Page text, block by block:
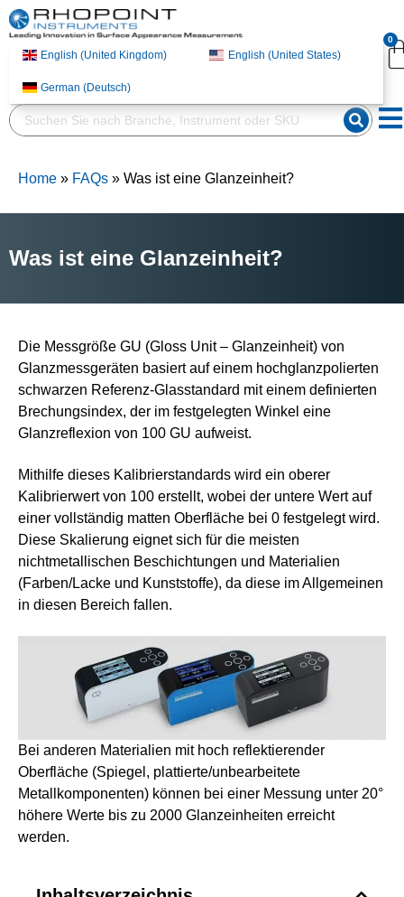
English (United
Kingdom)
German (Deutsch)
0
English (United Kingdom) English (United States)
German (Deutsch)
Home » FAQs » Was ist eine Glanzeinheit?
Was ist eine Glanzeinheit?
Die Messgröße GU (Gloss Unit – Glanzeinheit) von
Glanzmessgeräten basiert auf einem hochglanzpolierten
schwarzen Referenz-Glasstandard mit einem definierten
Brechungsindex, der im festgelegten Winkel eine
Glanzreflexion von 100 GU aufweist.
Mithilfe dieses Kalibrierstandards wird ein oberer
Kalibrierwert von 100 erstellt, wobei der untere Wert auf
einer vollständig matten Oberfläche bei 0 festgelegt wird.
Diese Skalierung eignet sich für die meisten
nichtmetallischen Beschichtungen und Materialien
(Farben/Lacke und Kunststoffe), da diese im Allgemeinen
in diesen Bereich fallen.
Bei anderen Materialien mit hoch reflektierender
Oberfläche (Spiegel, plattierte/unbearbeitete
Metallkomponenten) können bei einer Messung unter 20°
höhere Werte bis zu 2000 Glanzeinheiten erreicht
werden.